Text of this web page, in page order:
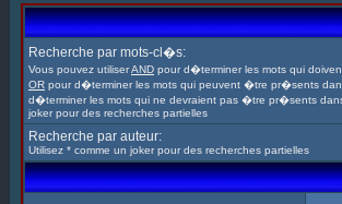
Recherche par mots-cl�s:
Vous pouvez utiliserAND pour d�terminer les mots qui
OR pour d�terminer les mots qui peuvent �tre pr�sents
d�terminer les mots qui ne devraient pas �tre pr�sents
joker pour des recherches partielles
Recherche par auteur:
Utilisez * comme un joker pour des recherches partielles